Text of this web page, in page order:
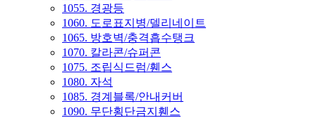
1055. 경광등
1060. 도로표지병/델리네이트
1065. 방호벽/충격흡수탱크
1070. 칼라콘/슈퍼콘
1075. 조립식드럼/휀스
1080. 자석
1085. 경계블록/안내커버
1090. 무단횡단금지휀스